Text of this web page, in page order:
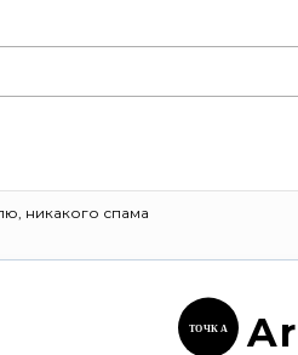
никакого спама
ТОЧК А Ar